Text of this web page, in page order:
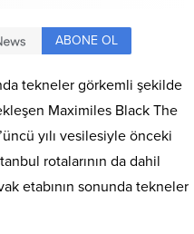
ABONE OL
tekneler görkemli şekilde
Maximiles Black The
yılı vesilesiyle önceki
rotalarının da dahil
etabının sonunda tekneler